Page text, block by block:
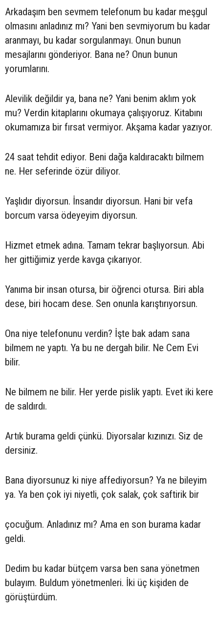
Arkadaşım ben sevmem telefonum bu kadar meşgul
olmasını anladınız mı? Yani ben sevmiyorum bu kadar
aranmayı, bu kadar sorgulanmayı. Onun bunun
mesajlarını gönderiyor. Bana ne? Onun bunun
yorumlarını.
Alevilik değildir ya, bana ne? Yani benim aklım yok
mu? Verdin kitaplarını okumaya çalışıyoruz. Kitabını
okumamıza bir fırsat vermiyor. Akşama kadar yazıyor.
24 saat tehdit ediyor. Beni dağa kaldıracaktı bilmem
ne. Her seferinde özür diliyor.
Yaşlıdır diyorsun. İnsandır diyorsun. Hani bir vefa
borcum varsa ödeyeyim diyorsun.
Hizmet etmek adına. Tamam tekrar başlıyorsun. Abi
her gittiğimiz yerde kavga çıkarıyor.
Yanıma bir insan otursa, bir öğrenci otursa. Biri abla
dese, biri hocam dese. Sen onunla karıştırıyorsun.
Ona niye telefonunu verdin? İşte bak adam sana
bilmem ne yaptı. Ya bu ne dergah bilir. Ne Cem Evi
bilir.
Ne bilmem ne bilir. Her yerde pislik yaptı. Evet iki kere
de saldırdı.
Artık burama geldi çünkü. Diyorsalar kızınızı. Siz de
dersiniz.
Bana diyorsunuz ki niye affediyorsun? Ya ne bileyim
ya. Ya ben çok iyi niyetli, çok salak, çok saftirik bir
çocuğum. Anladınız mı? Ama en son burama kadar
geldi.
Dedim bu kadar bütçem varsa ben sana yönetmen
bulayım. Buldum yönetmenleri. İki üç kişiden de
görüştürdüm.